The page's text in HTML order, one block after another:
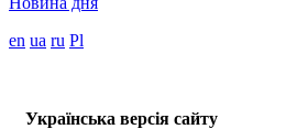
en ua ru Pl
Українська версія сайту